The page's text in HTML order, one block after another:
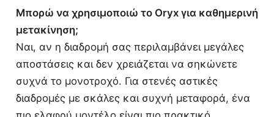
Μπορώ να χρησιμοποιώ το Oryx για καθημερινή
μετακίνηση;
Ναι, αν η διαδρομή σας περιλαμβάνει μεγάλες
αποστάσεις και δεν χρειάζεται να σηκώνετε
συχνά το μονοτροχό. Για στενές αστικές
διαδρομές με σκάλες και συχνή μεταφορά, ένα